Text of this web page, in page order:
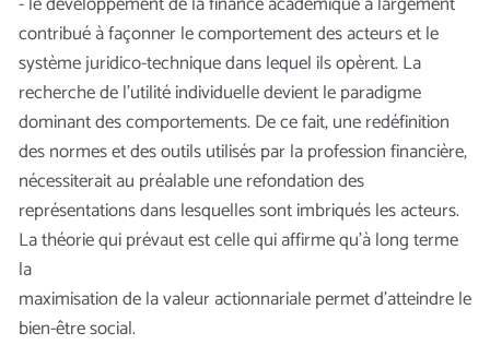
contribué à façonner le comportement des acteurs et le
système juridico-technique dans lequel ils opèrent. La
recherche de l’utilité individuelle devient le paradigme
dominant des comportements. De ce fait, une redéfinition
des normes et des outils utilisés par la profession financière,
nécessiterait au préalable une refondation des
représentations dans lesquelles sont imbriqués les acteurs.
La théorie qui prévaut est celle qui affirme qu’à long terme
la
maximisation de la valeur actionnariale permet d’atteindre le
bien-être social.